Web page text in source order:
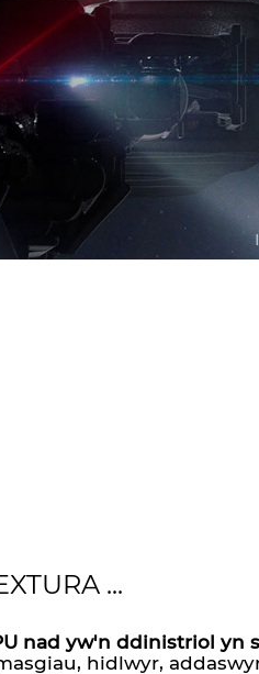
...
nad yw'n ddinistriol yn
hidlwyr,